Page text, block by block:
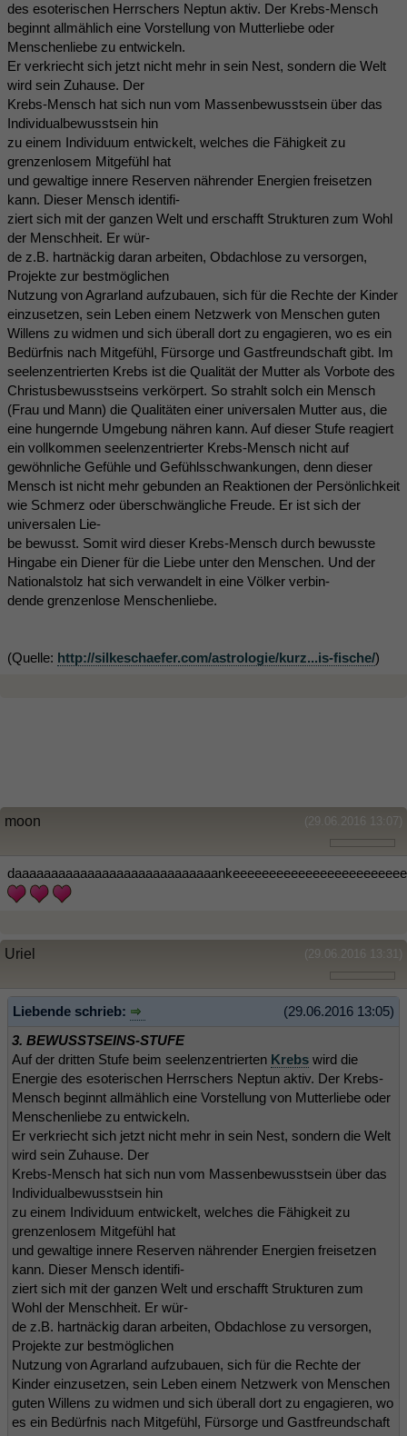
des esoterischen Herrschers Neptun aktiv. Der Krebs-Mensch
beginnt allmählich eine Vorstellung von Mutterliebe oder
Menschenliebe zu entwickeln.
Er verkriecht sich jetzt nicht mehr in sein Nest, sondern die Welt
wird sein Zuhause. Der
Krebs-Mensch hat sich nun vom Massenbewusstsein über das
Individualbewusstsein hin
zu einem Individuum entwickelt, welches die Fähigkeit zu
grenzenlosem Mitgefühl hat
und gewaltige innere Reserven nährender Energien freisetzen
kann. Dieser Mensch identifi-
ziert sich mit der ganzen Welt und erschafft Strukturen zum Wohl
der Menschheit. Er wür-
de z.B. hartnäckig daran arbeiten, Obdachlose zu versorgen,
Projekte zur bestmöglichen
Nutzung von Agrarland aufzubauen, sich für die Rechte der Kinder
einzusetzen, sein Leben einem Netzwerk von Menschen guten
Willens zu widmen und sich überall dort zu engagieren, wo es ein
Bedürfnis nach Mitgefühl, Fürsorge und Gastfreundschaft gibt. Im
seelenzentrierten Krebs ist die Qualität der Mutter als Vorbote des
Christusbewusstseins verkörpert. So strahlt solch ein Mensch
(Frau und Mann) die Qualitäten einer universalen Mutter aus, die
eine hungernde Umgebung nähren kann. Auf dieser Stufe reagiert
ein vollkommen seelenzentrierter Krebs-Mensch nicht auf
gewöhnliche Gefühle und Gefühlsschwankungen, denn dieser
Mensch ist nicht mehr gebunden an Reaktionen der Persönlichkeit
wie Schmerz oder überschwängliche Freude. Er ist sich der
universalen Lie-
be bewusst. Somit wird dieser Krebs-Mensch durch bewusste
Hingabe ein Diener für die Liebe unter den Menschen. Und der
Nationalstolz hat sich verwandelt in eine Völker verbin-
dende grenzenlose Menschenliebe.
(Quelle: http://silkeschaefer.com/astrologie/kurz...is-fische/)
(29.06.2016 13:07)
moon
(29.06.2016 13:31)
Uriel
(29.06.2016 13:05)
Liebende schrieb:
3. BEWUSSTSEINS-STUFE
Auf der dritten Stufe beim seelenzentrierten Krebs wird die
Energie des esoterischen Herrschers Neptun aktiv. Der Krebs-
Mensch beginnt allmählich eine Vorstellung von Mutterliebe oder
Menschenliebe zu entwickeln.
Er verkriecht sich jetzt nicht mehr in sein Nest, sondern die Welt
wird sein Zuhause. Der
Krebs-Mensch hat sich nun vom Massenbewusstsein über das
Individualbewusstsein hin
zu einem Individuum entwickelt, welches die Fähigkeit zu
grenzenlosem Mitgefühl hat
und gewaltige innere Reserven nährender Energien freisetzen
kann. Dieser Mensch identifi-
ziert sich mit der ganzen Welt und erschafft Strukturen zum
Wohl der Menschheit. Er wür-
de z.B. hartnäckig daran arbeiten, Obdachlose zu versorgen,
Projekte zur bestmöglichen
Nutzung von Agrarland aufzubauen, sich für die Rechte der
Kinder einzusetzen, sein Leben einem Netzwerk von Menschen
guten Willens zu widmen und sich überall dort zu engagieren, wo
es ein Bedürfnis nach Mitgefühl, Fürsorge und Gastfreundschaft